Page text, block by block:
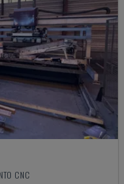
CNC